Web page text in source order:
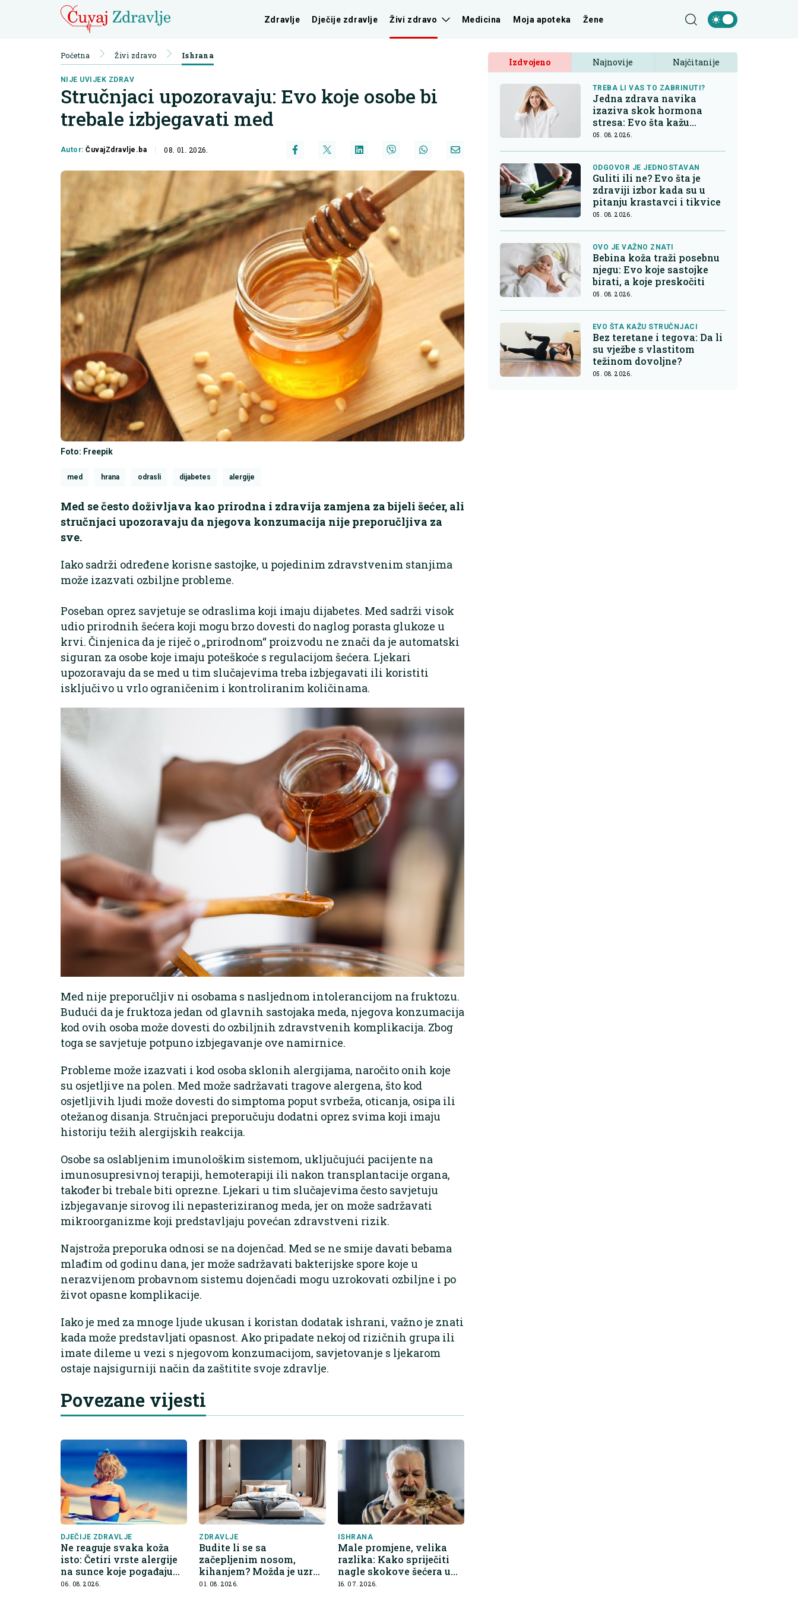
Zdravlje Dječije zdravlje Živi zdravo Medicina Moja apoteka Žene
Početna Živi zdravo Ishrana
NIJE UVIJEK ZDRAV
Stručnjaci upozoravaju: Evo koje osobe bi
trebale izbjegavati med
Autor:ČuvajZdravlje.ba 08. 01. 2026.
Foto: Freepik
med hrana odrasli dijabetes alergije
Med se često doživljava kao prirodna i zdravija zamjena za bijeli šećer, ali
stručnjaci upozoravaju da njegova konzumacija nije preporučljiva za
sve.
Iako sadrži određene korisne sastojke, u pojedinim zdravstvenim stanjima
može izazvati ozbiljne probleme.
Poseban oprez savjetuje se odraslima koji imaju dijabetes. Med sadrži visok
udio prirodnih šećera koji mogu brzo dovesti do naglog porasta glukoze u
krvi. Činjenica da je riječ o „prirodnom“ proizvodu ne znači da je automatski
siguran za osobe koje imaju poteškoće s regulacijom šećera. Ljekari
upozoravaju da se med u tim slučajevima treba izbjegavati ili koristiti
isključivo u vrlo ograničenim i kontroliranim količinama.
Med nije preporučljiv ni osobama s nasljednom intolerancijom na fruktozu.
Budući da je fruktoza jedan od glavnih sastojaka meda, njegova konzumacija
kod ovih osoba može dovesti do ozbiljnih zdravstvenih komplikacija. Zbog
toga se savjetuje potpuno izbjegavanje ove namirnice.
Probleme može izazvati i kod osoba sklonih alergijama, naročito onih koje
su osjetljive na polen. Med može sadržavati tragove alergena, što kod
osjetljivih ljudi može dovesti do simptoma poput svrbeža, oticanja, osipa ili
otežanog disanja. Stručnjaci preporučuju dodatni oprez svima koji imaju
historiju težih alergijskih reakcija.
Osobe sa oslabljenim imunološkim sistemom, uključujući pacijente na
imunosupresivnoj terapiji, hemoterapiji ili nakon transplantacije organa,
također bi trebale biti oprezne. Ljekari u tim slučajevima često savjetuju
izbjegavanje sirovog ili nepasteriziranog meda, jer on može sadržavati
mikroorganizme koji predstavljaju povećan zdravstveni rizik.
Najstroža preporuka odnosi se na dojenčad. Med se ne smije davati bebama
mlađim od godinu dana, jer može sadržavati bakterijske spore koje u
nerazvijenom probavnom sistemu dojenčadi mogu uzrokovati ozbiljne i po
život opasne komplikacije.
Iako je med za mnoge ljude ukusan i koristan dodatak ishrani, važno je znati
kada može predstavljati opasnost. Ako pripadate nekoj od rizičnih grupa ili
imate dileme u vezi s njegovom konzumacijom, savjetovanje s ljekarom
ostaje najsigurniji način da zaštitite svoje zdravlje.
Povezane vijesti
DJEČIJE ZDRAVLJE
Ne reaguje svaka koža
isto: Četiri vrste alergije
na sunce koje pogađaju
djecu
06. 08. 2026.
ZDRAVLJE
Budite li se sa
začepljenim nosom,
kihanjem? Možda je uzrok
u vašem krevetu
01. 08. 2026.
ISHRANA
Male promjene, velika
razlika: Kako spriječiti
nagle skokove šećera u
krvi
16. 07. 2026.
Izdvojeno Najnovije Najčitanije
TREBA LI VAS TO ZABRINUTI?
Jedna zdrava navika
izaziva skok hormona
stresa: Evo šta kažu
endokrinolozi
05. 08. 2026.
ODGOVOR JE JEDNOSTAVAN
Guliti ili ne? Evo šta je
zdraviji izbor kada su u
pitanju krastavci i tikvice
05. 08. 2026.
OVO JE VAŽNO ZNATI
Bebina koža traži posebnu
njegu: Evo koje sastojke
birati, a koje preskočiti
05. 08. 2026.
EVO ŠTA KAŽU STRUČNJACI
Bez teretane i tegova: Da li
su vježbe s vlastitom
težinom dovoljne?
05. 08. 2026.